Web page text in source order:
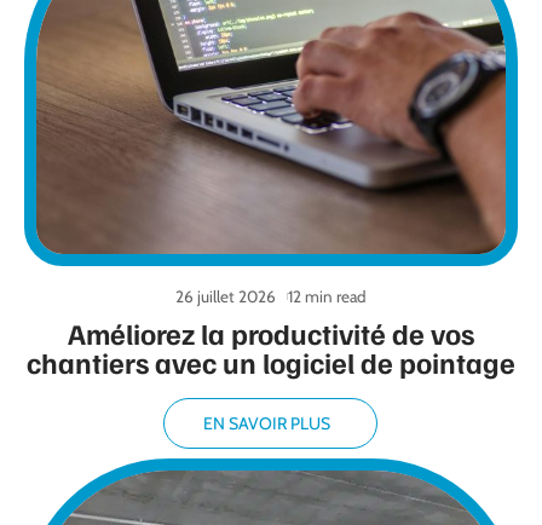
Améliorez la productivité de vos
chantiers avec un logiciel de pointage
26 juillet 2026 12 min read
EN SAVOIR PLUS